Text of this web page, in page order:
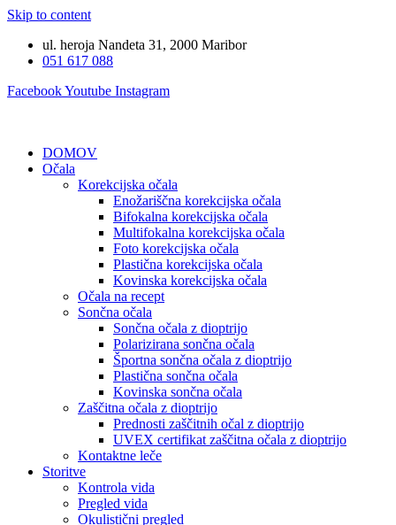
Skip to content
ul. heroja Nandeta 31, 2000 Maribor
051 617 088
FacebookYoutube Instagram
DOMOV
Očala
Korekcijska očala
Enožariščna korekcijska očala
Bifokalna korekcijska očala
Multifokalna korekcijska očala
Foto korekcijska očala
Plastična korekcijska očala
Kovinska korekcijska očala
Očala na recept
Sončna očala
Sončna očala z dioptrijo
Polarizirana sončna očala
Športna sončna očala z dioptrijo
Plastična sončna očala
Kovinska sončna očala
Zaščitna očala z dioptrijo
Prednosti zaščitnih očal z dioptrijo
UVEX certifikat zaščitna očala z dioptrijo
Kontaktne leče
Storitve
Kontrola vida
Pregled vida
Okulistični pregled